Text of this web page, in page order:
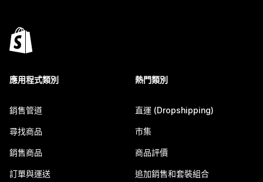
應用程式類別
銷售管道
尋找商品
銷售商品
訂單與運送
熱門類別
直運 (Dropshipping)
市集
商品評價
追加銷售和套裝組合